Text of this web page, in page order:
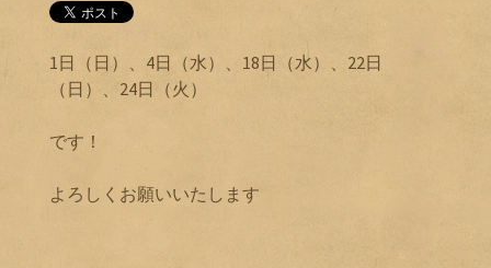
1日（日）、4日（水）、18日（水）、22日
（日）、24日（火）
です！
よろしくお願いいたします